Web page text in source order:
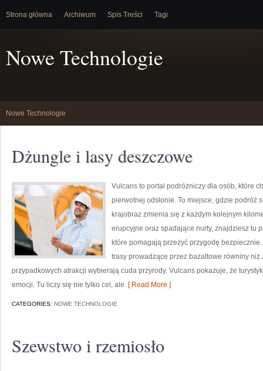
Strona główna Archiwum Spis Treści Tagi
Nowe Technologie
Nowe Technologie
Dżungle i lasy deszczowe
Vulcans to portal podróżniczy dla osób, które
pierwotnej odsłonie. To miejsce, gdzie podróż
krajobraz zmienia się z każdym kolejnym
erupcyjne oraz spadające nurty, znajdziesz tu
które pomagają przeżyć przygodę
trasy prowadzące przez bazaltowe równiny niż
przypadkowych atrakcji wybierają cuda przyrody. Vulcans pokazuje, że
emocji. Tu liczy się nie tylko cel, ale [ Read More ]
CATEGORIES: NOWE TECHNOLOGIE
Szewstwo i rzemiosło